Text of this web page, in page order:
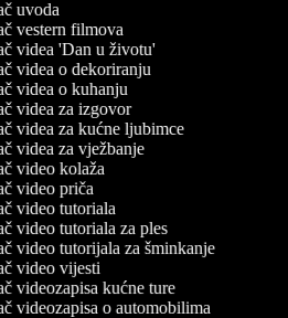
uvoda
vestern filmova
videa 'Dan u životu'
videa o dekoriranju
videa o kuhanju
videa za izgovor
videa za kućne ljubimce
videa za vježbanje
video kolaža
video priča
video tutoriala
video tutoriala za ples
video tutorijala za šminkanje
video vijesti
videozapisa kućne ture
videozapisa o automobilima